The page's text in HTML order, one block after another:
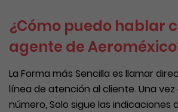
¿Cómo puedo hablar
agente de
La Forma más Sencilla es llamar
línea de atención al cliente. Una
número, Solo sigue las indicaciones